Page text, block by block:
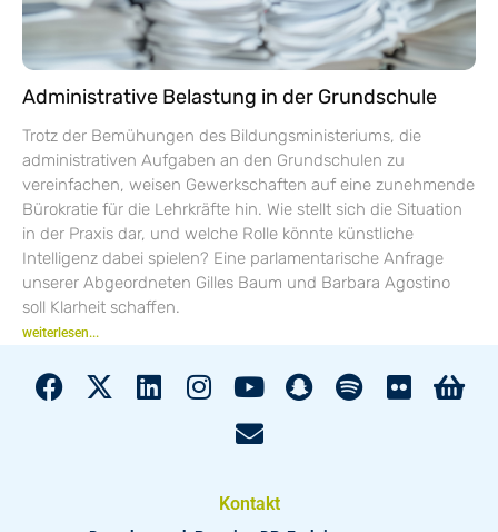
Administrative Belastung in der Grundschule
Trotz der Bemühungen des Bildungsministeriums, die
administrativen Aufgaben an den Grundschulen zu
vereinfachen, weisen Gewerkschaften auf eine zunehmende
Bürokratie für die Lehrkräfte hin. Wie stellt sich die Situation
in der Praxis dar, und welche Rolle könnte künstliche
Intelligenz dabei spielen? Eine parlamentarische Anfrage
unserer Abgeordneten Gilles Baum und Barbara Agostino
soll Klarheit schaffen.
weiterlesen...
Kontakt